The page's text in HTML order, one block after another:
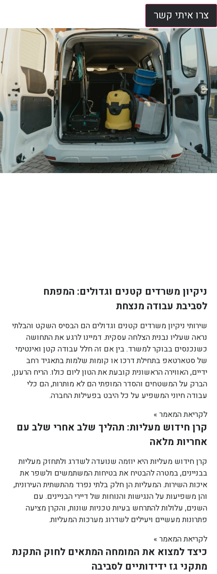
צרו איתי קשר
ניקיון משרדים קטנים וגדולים: המפתח
לסביבת עבודה מנצחת
שירותי ניקיון משרדים קטנים וגדולים הם הבסיס השקט והבלתי
נראה שעליו נבנית הצלחה עסקית. דמיינו לרגע את התחושה
כשנכנסים בבוקר למשרד. בין אם זה חלל עבודה קטן ואינטימי
של סטארטאפ בתחילת דרכו או קומות שלמות בתאגיד רחב
ידיים, האווירה הראשונית קובעת את הטון ליום כולו. הריח הרענן,
הברק על המשטחים והסדר המופתי הם לא מותרות, הם כלי
עבודה חיוני המשפיע על כל היבט בפעילות החברה.
לקריאת המאמר »
קרן חידוש מעליות: תהליך שלב אחרי שלב עם
אחריות מלאה
קרן חידוש מעליות היא יוזמה שנועדה לשדרג ולתחזק מעליות
בבניינים, במטרה להבטיח את בטיחות המשתמשים ולשפר את
איכות השירות. המעליות הן חלק בלתי נפרד מהתשתית העירונית,
והן משפיעות על הנגישות והנוחות של דיירי הבניינים. עם
השנים, עלולות להתרחש בעיות טכניות שונות, והקרן מציעה
פתרונות מעשיים ויעילים לשדרוג מערכות המעליות.
לקריאת המאמר »
כיצד למצוא את המומחה המתאים לחוק התקנת
מתקני גז ידידותיים לסביבה